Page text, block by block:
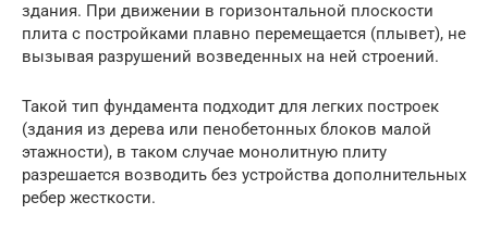
здания. При движении в горизонтальной плоскости
плита с постройками плавно перемещается (плывет), не
вызывая разрушений возведенных на ней строений.
Такой тип фундамента подходит для легких построек
(здания из дерева или пенобетонных блоков малой
этажности), в таком случае монолитную плиту
разрешается возводить без устройства дополнительных
ребер жесткости.